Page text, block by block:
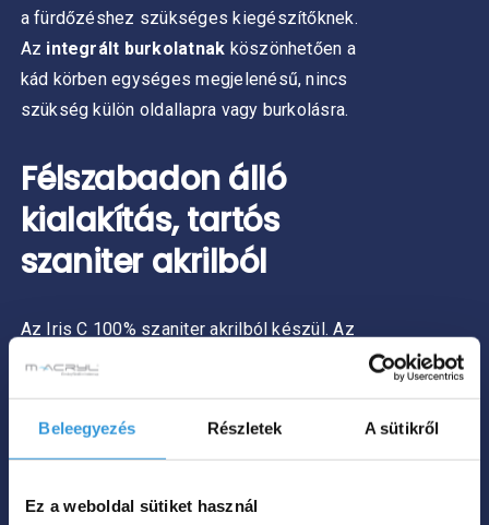
Beleegyezés Részletek A sütikről
Ez a weboldal sütiket használ
a fürdőzéshez szükséges kiegészítőknek.
Az integrált burkolatnak köszönhetően a
kád körben egységes megjelenésű, nincs
szükség külön oldallapra vagy burkolásra.
Félszabadon álló
kialakítás, tartós
szaniter akrilból
Az Iris C 100% szaniter akrilból készül. Az
anyag kellemes tapintású, gyorsan
hosszabb ideig megtartani azt. A sima
is megőrzi fényes fehér megjelenését.